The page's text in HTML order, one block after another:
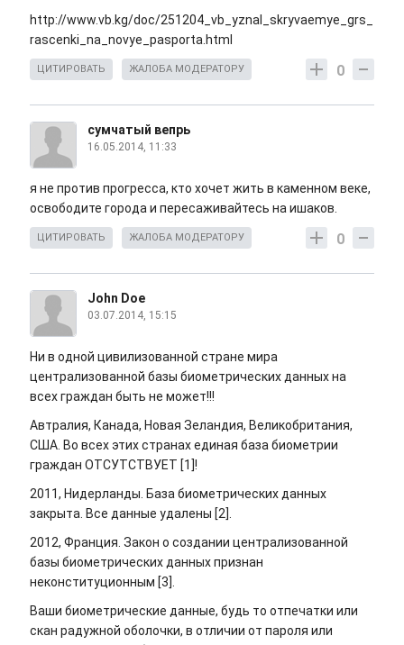
http://www.vb.kg/doc/251204_vb_yznal_skryvaemye_grs_
rascenki_na_novye_pasporta.html
0
ЦИТИРОВАТЬ ЖАЛОБА МОДЕРАТОРУ
сумчатый вепрь
16.05.2014, 11:33
я не против прогресса, кто хочет жить в каменном веке,
освободите города и пересаживайтесь на ишаков.
0
ЦИТИРОВАТЬ ЖАЛОБА МОДЕРАТОРУ
John Doe
03.07.2014, 15:15
Ни в одной цивилизованной стране мира
централизованной базы биометрических данных на
всех граждан быть не может!!!
Автралия, Канада, Новая Зеландия, Великобритания,
США. Во всех этих странах единая база биометрии
граждан ОТСУТСТВУЕТ [1]!
2011, Нидерланды. База биометрических данных
закрыта. Все данные удалены [2].
2012, Франция. Закон о создании централизованной
базы биометрических данных признан
неконституционным [3].
Ваши биометрические данные, будь то отпечатки или
скан радужной оболочки, в отличии от пароля или